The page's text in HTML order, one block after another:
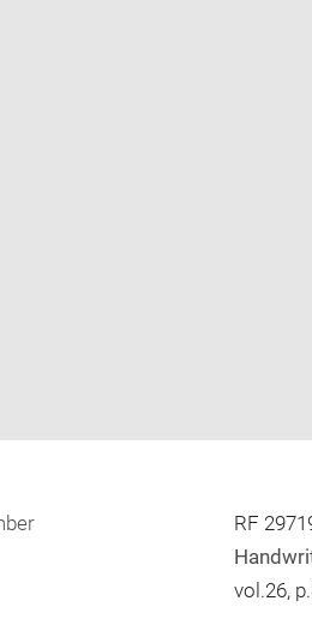
new
RF
vol.26,